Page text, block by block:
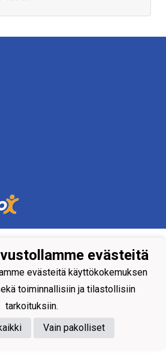
evästeitä
evästeitä käyttökokemuksen
toiminnallisiin ja tilastollisiin
tarkoituksiin.
Vain pakolliset